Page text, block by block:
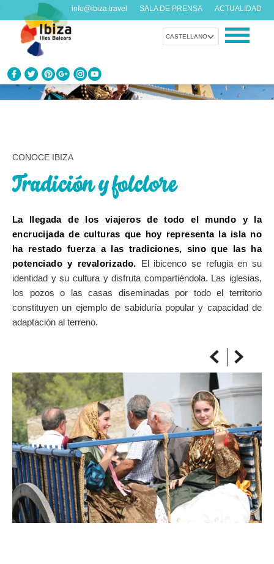
CASTELLANO
info@ibiza.travel SALA DE PRENSA ACTUALIDAD
CONOCE IBIZA
Propuestas para todos los gustos
AGENDA
ORGANIZA TU VIAJE
Datos prácticos antes de visitarnos
SOBRE EL MAPA
Llega siempre a tu destino
CONOCE IBIZA
Tradición y folclore
La llegada de los viajeros de todo el mundo y la
encrucijada de culturas que hoy representa la isla no
ha restado fuerza a las tradiciones, sino que las ha
potenciado y revalorizado. El ibicenco se refugia en su
identidad y su cultura y disfruta compartiéndola. Las iglesias,
los pozos o las casas diseminadas por todo el territorio
constituyen un ejemplo de sabiduría popular y capacidad de
adaptación al terreno.